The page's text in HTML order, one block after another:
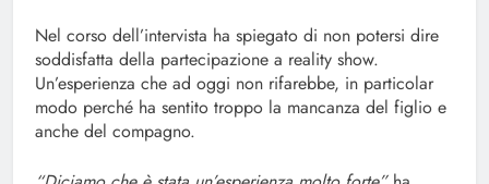
Nel corso dell’intervista ha spiegato di non potersi dire
soddisfatta della partecipazione a reality show.
Un’esperienza che ad oggi non rifarebbe, in particolar
modo perché ha sentito troppo la mancanza del figlio e
anche del compagno.